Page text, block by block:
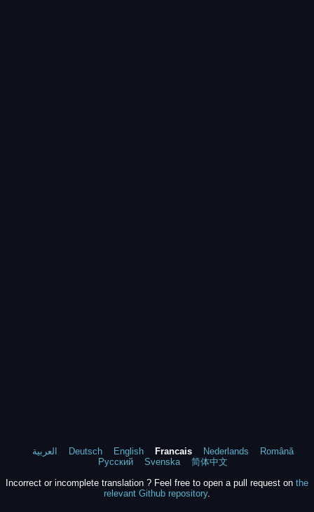
العربية Deutsch English Francais Nederlands
Română
Русский
Svenska
简体中文
Incorrect or incomplete translation ? Feel free to open a pull request on the
relevant Github repository.